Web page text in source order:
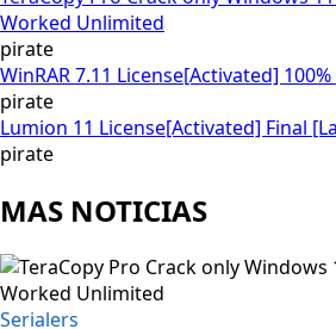
Worked Unlimited
pirate
WinRAR 7.11 License[Activated]
pirate
Lumion 11 License[Activated] Final
pirate
MAS NOTICIAS
Serialers